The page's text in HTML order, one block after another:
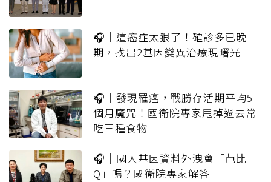
🎧｜這癌症太狠了！確診多已晚
期，找出2基因變異治療現曙光
🎧｜發現罹癌，戰勝存活期平均5
個月魔咒！國衛院專家甩掉過去常
吃三種食物
🎧｜國人基因資料外洩會「芭比
Q」嗎？國衛院專家解答